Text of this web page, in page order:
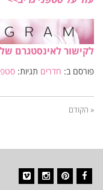
לקישור לאינסטגרם
פורסם ב: חדרים תגיות:
« הקודם